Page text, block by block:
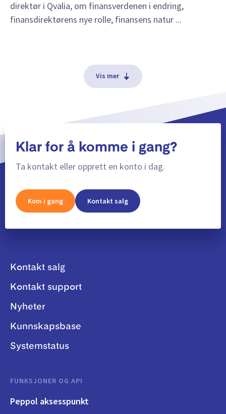
direktør i Qvalia, om finansverdenen i endring,
finansdirektørens nye rolle, finansens natur ...
Vis mer
Klar for å komme i gang?
Ta kontakt eller opprett en konto i dag.
Kom i gang Kontakt salg
Kontakt salg
Kontakt support
Nyheter
Kunnskapsbase
Systemstatus
FUNKSJONER OG API
Peppol aksesspunkt